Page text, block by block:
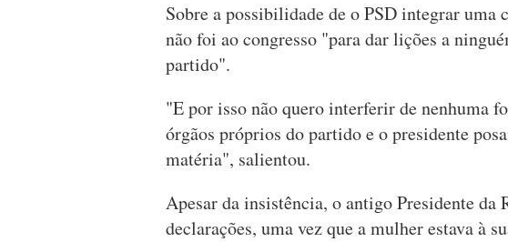
Sobre a possibilidade de o PSD integrar uma
não foi ao congresso "para dar lições a
partido".
"E por isso não quero interferir de nenhuma
órgãos próprios do partido e o presidente
matéria", salientou.
Apesar da insistência, o antigo Presidente da
declarações, uma vez que a mulher estava à